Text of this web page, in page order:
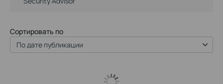
Сортировать по
По дате публикации